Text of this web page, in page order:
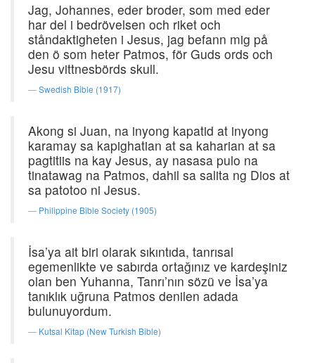
Jag, Johannes, eder broder, som med eder
har del i bedrövelsen och riket och
ståndaktigheten i Jesus, jag befann mig på
den ö som heter Patmos, för Guds ords och
Jesu vittnesbörds skull.
Swedish Bible (1917)
Akong si Juan, na inyong kapatid at inyong
karamay sa kapighatian at sa kaharian at sa
pagtitiis na kay Jesus, ay nasasa pulo na
tinatawag na Patmos, dahil sa salita ng Dios at
sa patotoo ni Jesus.
Philippine Bible Society (1905)
İsa’ya ait biri olarak sıkıntıda, tanrısal
egemenlikte ve sabırda ortağınız ve kardeşiniz
olan ben Yuhanna, Tanrı’nın sözü ve İsa’ya
tanıklık uğruna Patmos denilen adada
bulunuyordum.
Kutsal Kitap (New Turkish Bible)